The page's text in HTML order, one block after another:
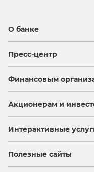
О банке
Пресс-центр
Финансовым
Акционерам и
Интерактивные
Полезные сайты